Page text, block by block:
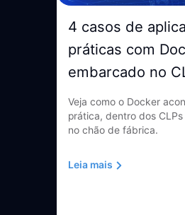
4 casos de
práticas com
embarcado no
Veja como o Docker
prática, dentro dos CLPs
no chão de fábrica.
Leia mais